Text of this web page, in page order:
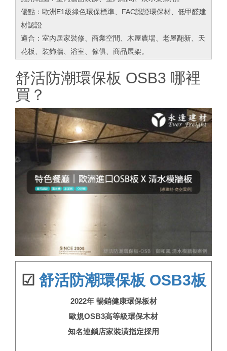
優點：歐洲E1級綠色環保標準、FAC認證環保材、低甲醛建
材認證
適合：室內居家裝修、商業空間、木屋農場、老屋翻新、天
花板、裝飾牆、浴室、傢俱、商品展架。
舒活防潮環保板 OSB3 哪裡
買？
☑ 舒活防潮環保板 OSB3板
2022年 暢銷健康環保板材
歐規OSB3高等級環保木材
知名連鎖店家裝潢指定採用